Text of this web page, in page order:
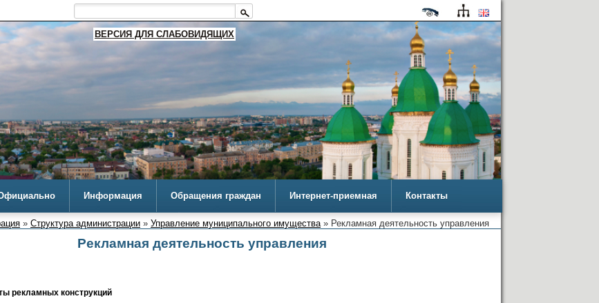
ВЕРСИЯ ДЛЯ СЛАБОВИДЯЩИХ
Информация Обращения граждан Интернет-приемная Контакты
» Структура администрации » Управление муниципального имущества» Рекламная деятельность управления
Рекламная деятельность управления
рекламных конструкций